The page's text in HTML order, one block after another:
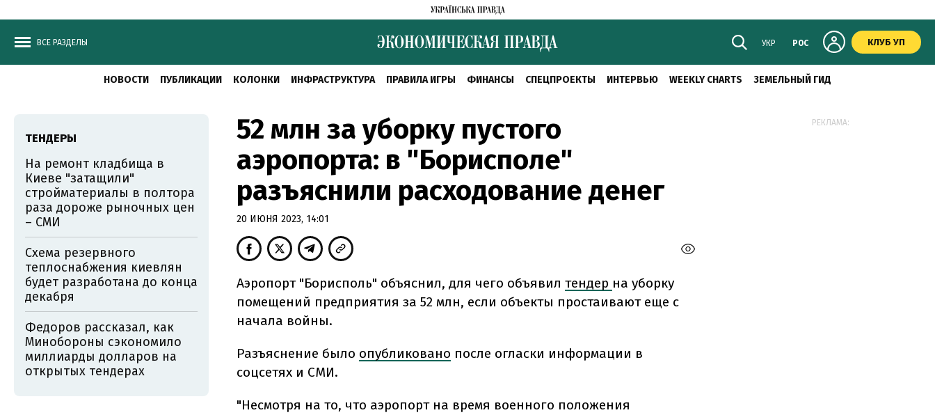
ВСЕ РАЗДЕЛЫ УКР РОС КЛУБ УП
НОВОСТИ ПУБЛИКАЦИИ КОЛОНКИ ИНФРАСТРУКТУРА ПРАВИЛА ИГРЫ ФИНАНСЫ СПЕЦПРОЕКТЫ ИНТЕРВЬЮ WEEKLY CHARTS ЗЕМЕЛЬНЫЙ ГИД
52 млн за уборку пустого
аэропорта: в "Борисполе"
разъяснили расходование денег
20 ИЮНЯ 2023, 14:01
Аэропорт "Борисполь" объяснил, для чего объявил тендер на уборку
помещений предприятия за 52 млн, если объекты простаивают еще с
начала войны.
Разъяснение было опубликовано после огласки информации в
соцсетях и СМИ.
"Несмотря на то, что аэропорт на время военного положения
ТЕНДЕРЫ
На ремонт кладбища в
Киеве "затащили"
стройматериалы в полтора
раза дороже рыночных цен
– СМИ
Схема резервного
теплоснабжения киевлян
будет разработана до конца
декабря
Федоров рассказал, как
Минобороны сэкономило
миллиарды долларов на
открытых тендерах
РЕКЛАМА: